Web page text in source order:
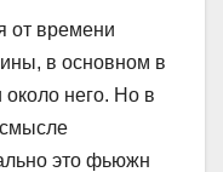
от времени
в основном в
около него. Но в
это фьюжн